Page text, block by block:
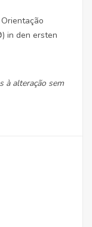
Orientação
) in den ersten
à alteração sem